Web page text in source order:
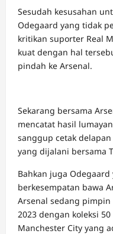
Sesudah kesusahan
Odegaard yang tidak
kritikan suporter Real
kuat dengan hal
pindah ke Arsenal.
Sekarang bersama
mencatat hasil
sanggup cetak
yang dijalani bersama
Bahkan juga
berkesempatan bawa
Arsenal sedang
2023 dengan koleksi
Manchester City yang